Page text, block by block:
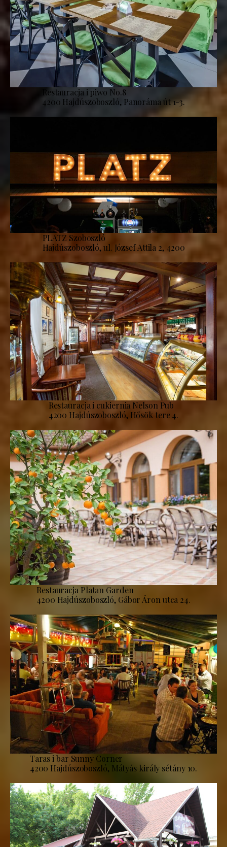
Restauracja i piwo No.8
4200 Hajdúszoboszló, Panoráma út 1-3.
PLATZ Szoboszló
Hajdúszoboszló, ul. József Attila 2, 4200
Restauracja i cukiernia Nelson Pub
4200 Hajdúszoboszló, Hősök tere 4.
Restauracja Platan Garden
4200 Hajdúszoboszló, Gábor Áron utca 24.
Taras i bar Sunny Corner
4200 Hajdúszoboszló, Mátyás király sétány 10.